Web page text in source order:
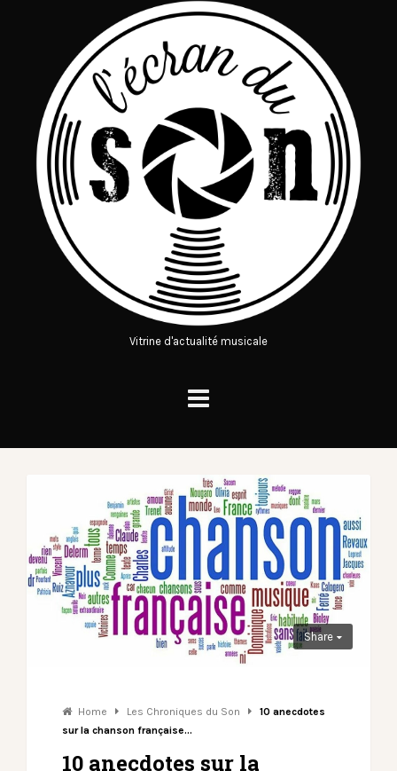
Vitrine d'actualité musicale
Share
Home Les Chroniques du Son
10 anecdotes
sur la chanson française…
10 anecdotes sur la